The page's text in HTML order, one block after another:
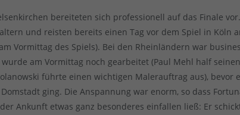
bereiteten sich professionell auf das Finale
und reisten bereits einen Tag vor dem Spiel in Köln
Vormittag des Spiels). Bei den Rheinländern war
am Vormittag noch gearbeitet (Paul Mehl half
führte einen wichtigen Malerauftrag aus), bevor
ging. Die Anspannung war enorm, so dass
Ankunft etwas ganz besonderes einfallen ließ: Er